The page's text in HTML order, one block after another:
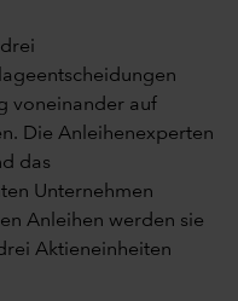
voneinander auf
Die Anleihenexperten
das
Unternehmen
Anleihen werden sie
Aktieneinheiten